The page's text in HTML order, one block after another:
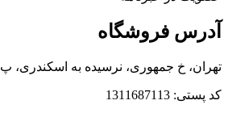
آدرس فروشگاه
تهران، خ جمهوری، نرسیده به اسکندری، پ 1411، واحد 1
کد پستی: 1311687113